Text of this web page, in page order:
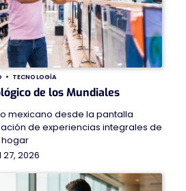
TECNOLOGÍA
de los Mundiales
mexicano desde la pantalla
de experiencias integrales de
2026